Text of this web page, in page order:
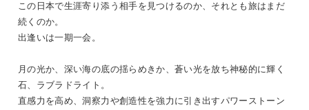
この日本で生涯寄り添う相手を見つけるのか、それとも旅はまだ
続くのか。
出逢いは一期一会。
月の光か、深い海の底の揺らめきか、蒼い光を放ち神秘的に輝く
石、ラブラドライト。
直感力を高め、洞察力や創造性を強力に引き出すパワーストーン